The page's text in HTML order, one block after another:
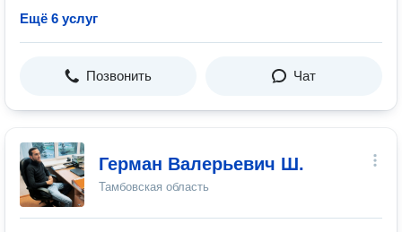
Ещё 6 услуг
Позвонить Чат
Герман Валерьевич Ш.
Тамбовская область